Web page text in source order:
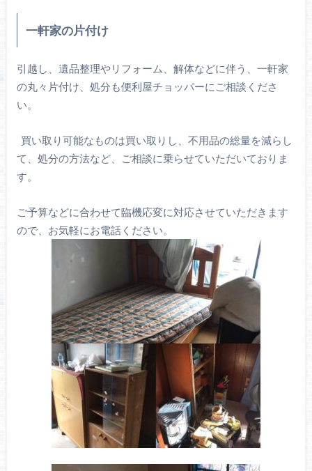
一軒家の片付け
引越し、遺品整理やリフォーム、解体などに伴う、一軒家
の丸々片付け、処分も便利屋チョッパーにご相談くださ
い。
買い取り可能なものは買い取りし、不用品の総量を減らし
て、処分の方法など、ご相談に乗らせていただいておりま
す。
ご予算などに合わせて臨機応変に対応させていただきます
ので、お気軽にお電話ください。